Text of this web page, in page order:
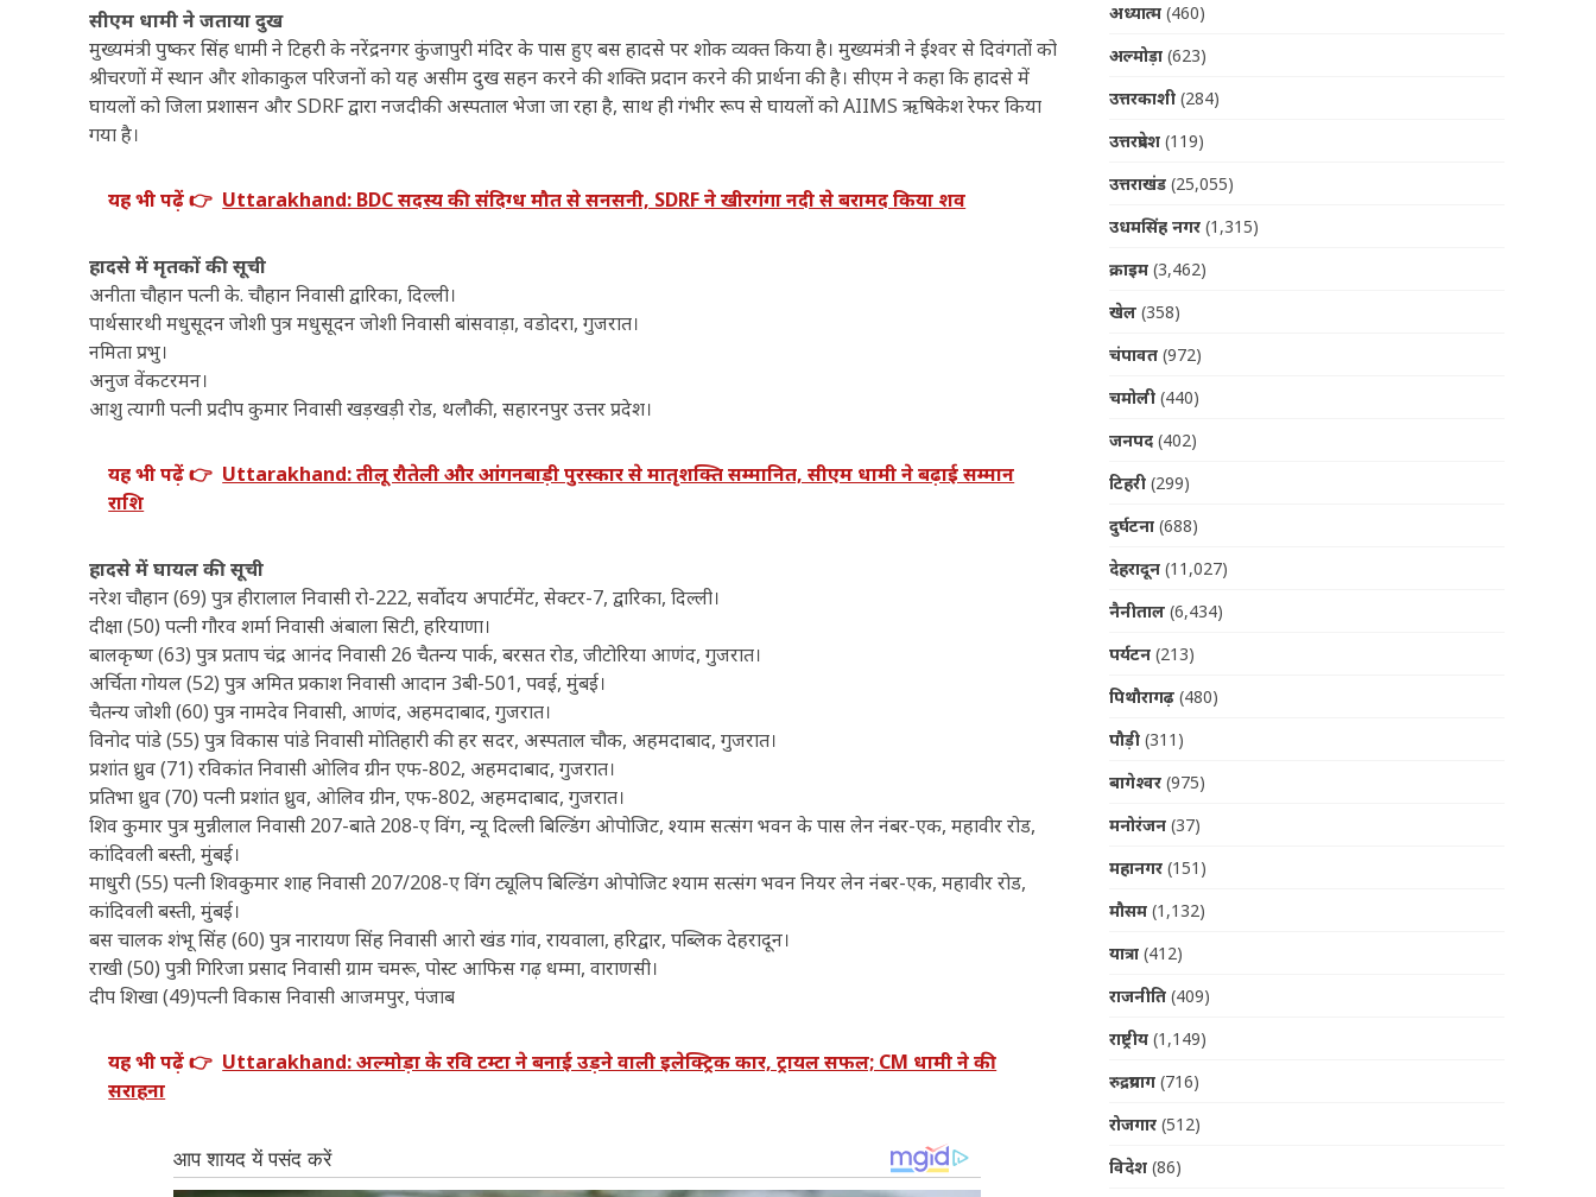
सीएम धामी ने जताया दुख
मुख्यमंत्री पुष्कर सिंह धामी ने टिहरी के नरेंद्रनगर कुंजापुरी मंदिर के पास हुए बस हादसे पर शोक व्यक्त किया है। मुख्यमंत्री ने ईश्वर से दिवंगतों को
श्रीचरणों में स्थान और शोकाकुल परिजनों को यह असीम दुख सहन करने की शक्ति प्रदान करने की प्रार्थना की है। सीएम ने कहा कि हादसे में
घायलों को जिला प्रशासन और SDRF द्वारा नजदीकी अस्पताल भेजा जा रहा है, साथ ही गंभीर रूप से घायलों को AIIMS ऋषिकेश रेफर किया
गया है।
यह भी पढ़ें 👉 Uttarakhand: BDC सदस्य की संदिग्ध मौत से सनसनी, SDRF ने खीरगंगा नदी से बरामद किया शव
हादसे में मृतकों की सूची
अनीता चौहान पत्नी के. चौहान निवासी द्वारिका, दिल्ली।
पार्थसारथी मधुसूदन जोशी पुत्र मधुसूदन जोशी निवासी बांसवाड़ा, वडोदरा, गुजरात।
नमिता प्रभु।
अनुज वेंकटरमन।
आशु त्यागी पत्नी प्रदीप कुमार निवासी खड़खड़ी रोड, थलौकी, सहारनपुर उत्तर प्रदेश।
यह भी पढ़ें 👉 Uttarakhand: तीलू रौतेली और आंगनबाड़ी पुरस्कार से मातृशक्ति सम्मानित, सीएम धामी ने बढ़ाई सम्मान
राशि
हादसे में घायल की सूची
नरेश चौहान (69) पुत्र हीरालाल निवासी रो-222, सर्वोदय अपार्टमेंट, सेक्टर-7, द्वारिका, दिल्ली।
दीक्षा (50) पत्नी गौरव शर्मा निवासी अंबाला सिटी, हरियाणा।
बालकृष्ण (63) पुत्र प्रताप चंद्र आनंद निवासी 26 चैतन्य पार्क, बरसत रोड, जीटोरिया आणंद, गुजरात।
अर्चिता गोयल (52) पुत्र अमित प्रकाश निवासी आदान 3बी-501, पवई, मुंबई।
चैतन्य जोशी (60) पुत्र नामदेव निवासी, आणंद, अहमदाबाद, गुजरात।
विनोद पांडे (55) पुत्र विकास पांडे निवासी मोतिहारी की हर सदर, अस्पताल चौक, अहमदाबाद, गुजरात।
प्रशांत ध्रुव (71) रविकांत निवासी ओलिव ग्रीन एफ-802, अहमदाबाद, गुजरात।
प्रतिभा ध्रुव (70) पत्नी प्रशांत ध्रुव, ओलिव ग्रीन, एफ-802, अहमदाबाद, गुजरात।
शिव कुमार पुत्र मुन्नीलाल निवासी 207-बाते 208-ए विंग, न्यू दिल्ली बिल्डिंग ओपोजिट, श्याम सत्संग भवन के पास लेन नंबर-एक, महावीर रोड,
कांदिवली बस्ती, मुंबई।
माधुरी (55) पत्नी शिवकुमार शाह निवासी 207/208-ए विंग ट्यूलिप बिल्डिंग ओपोजिट श्याम सत्संग भवन नियर लेन नंबर-एक, महावीर रोड,
कांदिवली बस्ती, मुंबई।
बस चालक शंभू सिंह (60) पुत्र नारायण सिंह निवासी आरो खंड गांव, रायवाला, हरिद्वार, पब्लिक देहरादून।
राखी (50) पुत्री गिरिजा प्रसाद निवासी ग्राम चमरू, पोस्ट आफिस गढ़ धम्मा, वाराणसी।
दीप शिखा (49)पत्नी विकास निवासी आजमपुर, पंजाब
यह भी पढ़ें 👉 Uttarakhand: अल्मोड़ा के रवि टम्टा ने बनाई उड़ने वाली इलेक्ट्रिक कार, ट्रायल सफल; CM धामी ने की
सराहना
अध्यात्म(460)
अल्मोड़ा(623)
उत्तरकाशी(284)
उत्तरप्रदेश(119)
उत्तराखंड(25,055)
उधमसिंह नगर(1,315)
क्राइम(3,462)
खेल(358)
चंपावत(972)
चमोली(440)
जनपद(402)
टिहरी(299)
दुर्घटना(688)
देहरादून(11,027)
नैनीताल(6,434)
पर्यटन(213)
पिथौरागढ़(480)
पौड़ी(311)
बागेश्वर(975)
मनोरंजन(37)
महानगर(151)
मौसम(1,132)
यात्रा(412)
राजनीति(409)
राष्ट्रीय(1,149)
रुद्रप्रयाग(716)
रोजगार(512)
विदेश(86)